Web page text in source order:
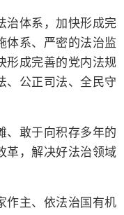
治体系，加快形成完
体系、严密的法治监
形成完善的党内法规
、公正司法、全民守
、敢于向积存多年的
革，解决好法治领域
作主、依法治国有机